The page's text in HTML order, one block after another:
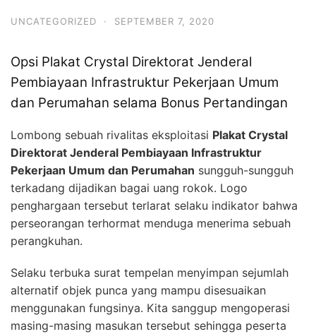
UNCATEGORIZED · SEPTEMBER 7, 2020
Opsi Plakat Crystal Direktorat Jenderal
Pembiayaan Infrastruktur Pekerjaan Umum
dan Perumahan selama Bonus Pertandingan
Lombong sebuah rivalitas eksploitasi Plakat Crystal
Direktorat Jenderal Pembiayaan Infrastruktur
Pekerjaan Umum dan Perumahan sungguh-sungguh
terkadang dijadikan bagai uang rokok. Logo
penghargaan tersebut terlarat selaku indikator bahwa
perseorangan terhormat menduga menerima sebuah
perangkuhan.
Selaku terbuka surat tempelan menyimpan sejumlah
alternatif objek punca yang mampu disesuaikan
menggunakan fungsinya. Kita sanggup mengoperasi
masing-masing masukan tersebut sehingga peserta